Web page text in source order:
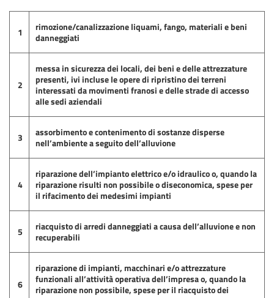
1
rimozione/canalizzazione liquami, fango, materiali e beni
danneggiati
2
messa in sicurezza dei locali, dei beni e delle attrezzature
presenti, ivi incluse le opere di ripristino dei terreni
interessati da movimenti franosi e delle strade di accesso
alle sedi aziendali
3
assorbimento e contenimento di sostanze disperse
nell’ambiente a seguito dell’alluvione
4
riparazione dell’impianto elettrico e/o idraulico o, quando la
riparazione risulti non possibile o diseconomica, spese per
il rifacimento dei medesimi impianti
5
riacquisto di arredi danneggiati a causa dell’alluvione e non
recuperabili
6
riparazione di impianti, macchinari e/o attrezzature
funzionali all’attività operativa dell’impresa o, quando la
riparazione non possibile, spese per il riacquisto dei